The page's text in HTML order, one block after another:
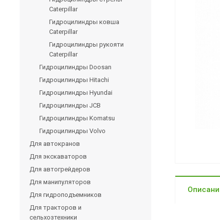
Caterpillar
Гидроцилиндры ковша
Caterpillar
Гидроцилиндры рукояти
Caterpillar
Гидроцилиндры Doosan
Гидроцилиндры Hitachi
Гидроцилиндры Hyundai
Гидроцилиндры JCB
Гидроцилиндры Komatsu
Гидроцилиндры Volvo
Для автокранов
Для экскаваторов
Для автогрейдеров
Для манипуляторов
Для гидроподъемников
Для тракторов и
сельхозтехники